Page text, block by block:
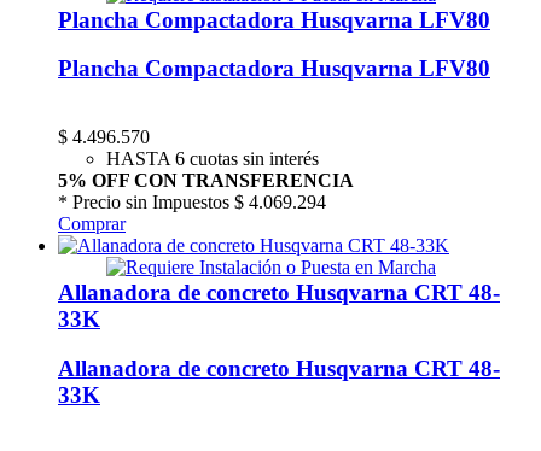
Plancha Compactadora Husqvarna LFV80
Plancha Compactadora Husqvarna LFV80
$ 4.496.570
HASTA 6 cuotas sin interés
5% OFF CON TRANSFERENCIA
* Precio sin Impuestos $ 4.069.294
Comprar
Allanadora de concreto Husqvarna CRT 48-
33K
Allanadora de concreto Husqvarna CRT 48-
33K